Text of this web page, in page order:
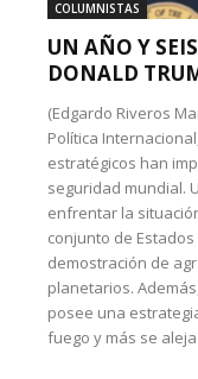
COLUMNISTAS
UN AÑO Y
DONALD
(Edgardo Riveros
Política
estratégicos han
seguridad mundial.
enfrentar la
conjunto de
demostración de
planetarios.
posee una
fuego y más se